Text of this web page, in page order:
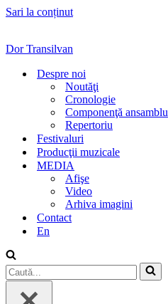
Sari la conținut
Dor Transilvan
Despre noi
Noutăţi
Cronologie
Componenţă ansamblu
Repertoriu
Festivaluri
Producţii muzicale
MEDIA
Afişe
Video
Arhiva imagini
Contact
En
Caută...